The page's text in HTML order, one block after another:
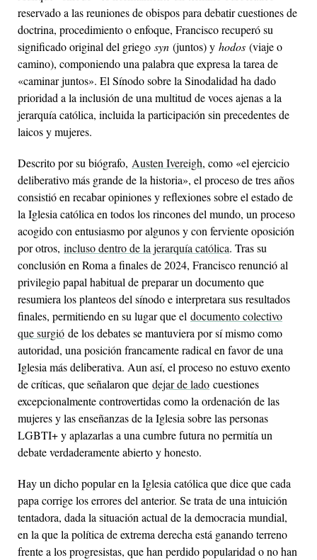
reservado a las reuniones de obispos para debatir cuestiones de
doctrina, procedimiento o enfoque, Francisco recuperó su
significado original del griego syn (juntos) y hodos (viaje o
camino), componiendo una palabra que expresa la tarea de
«caminar juntos». El Sínodo sobre la Sinodalidad ha dado
prioridad a la inclusión de una multitud de voces ajenas a la
jerarquía católica, incluida la participación sin precedentes de
laicos y mujeres.
Descrito por su biógrafo, Austen Ivereigh, como «el ejercicio
deliberativo más grande de la historia», el proceso de tres años
consistió en recabar opiniones y reflexiones sobre el estado de
la Iglesia católica en todos los rincones del mundo, un proceso
acogido con entusiasmo por algunos y con ferviente oposición
por otros, incluso dentro de la jerarquía católica. Tras su
conclusión en Roma a finales de 2024, Francisco renunció al
privilegio papal habitual de preparar un documento que
resumiera los planteos del sínodo e interpretara sus resultados
finales, permitiendo en su lugar que el documento colectivo
que surgió de los debates se mantuviera por sí mismo como
autoridad, una posición francamente radical en favor de una
Iglesia más deliberativa. Aun así, el proceso no estuvo exento
de críticas, que señalaron que dejar de lado cuestiones
excepcionalmente controvertidas como la ordenación de las
mujeres y las enseñanzas de la Iglesia sobre las personas
LGBTI+ y aplazarlas a una cumbre futura no permitía un
debate verdaderamente abierto y honesto.
Hay un dicho popular en la Iglesia católica que dice que cada
papa corrige los errores del anterior. Se trata de una intuición
tentadora, dada la situación actual de la democracia mundial,
en la que la política de extrema derecha está ganando terreno
frente a los progresistas, que han perdido popularidad o no han